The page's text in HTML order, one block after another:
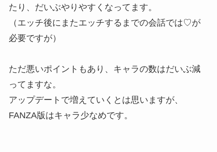
たり、だいぶやりやすくなってます。
（エッチ後にまたエッチするまでの会話では♡が
必要ですが）
ただ悪いポイントもあり、キャラの数はだいぶ減
ってますな。
アップデートで増えていくとは思いますが、
FANZA版はキャラ少なめです。